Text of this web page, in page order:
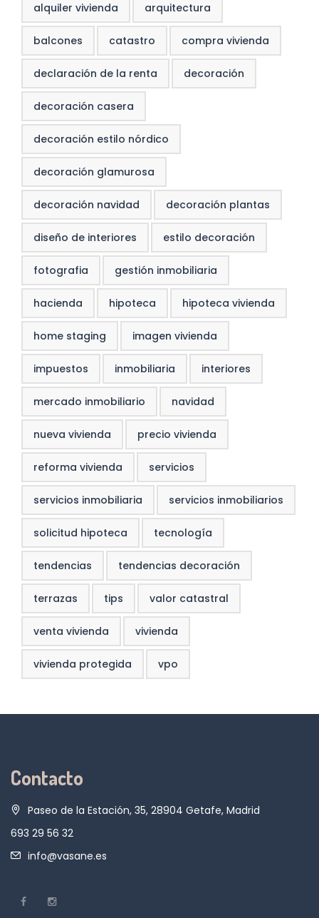
alquiler vivienda arquitectura
balcones catastro compra vivienda
declaración de la renta decoración
decoración casera
decoración estilo nórdico
decoración glamurosa
decoración navidad decoración plantas
diseño de interiores estilo decoración
fotografia gestión inmobiliaria
hacienda hipoteca hipoteca vivienda
home staging imagen vivienda
impuestos inmobiliaria interiores
mercado inmobiliario navidad
nueva vivienda precio vivienda
reforma vivienda servicios
servicios inmobiliaria servicios inmobiliarios
solicitud hipoteca tecnología
tendencias tendencias decoración
terrazas tips valor catastral
venta vivienda vivienda
vivienda protegida vpo
Contacto
Paseo de la Estación, 35, 28904 Getafe, Madrid
693 29 56 32
info@vasane.es